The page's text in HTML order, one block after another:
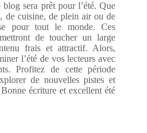
sera prêt pour l’été. Que
de cuisine, de plein air ou de
pour tout le monde. Ces
de toucher un large
frais et attractif. Alors,
l’été de vos lecteurs avec
Profitez de cette période
de nouvelles pistes et
écriture et excellent été